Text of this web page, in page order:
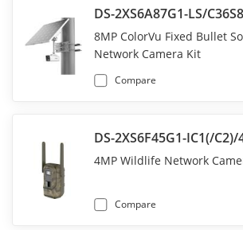
DS-2XS6A87G1-LS/
8MP ColorVu Fixed Bullet
Network Camera Kit
Compare
DS-2XS6F45G1-IC1(/C2)/
4MP Wildlife Network
Compare